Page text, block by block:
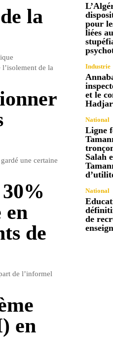
la
de la
une certaine
en
de
de l’informel
en
pour
liées
Industrie
et le
Hadjar
National
Ligne
Salah
National
de